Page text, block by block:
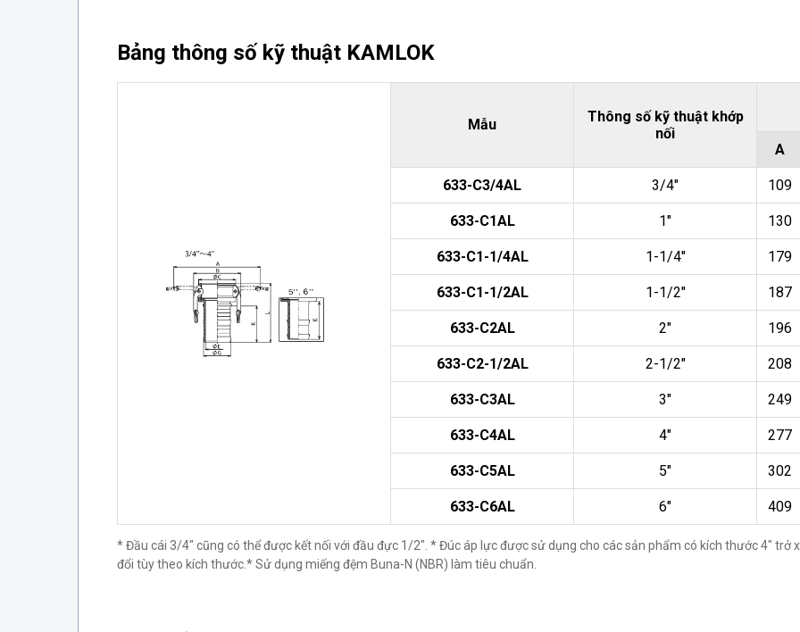
Bảng thông số kỹ thuật KAMLOK
Mẫu
Thông số kỹ thuật khớp
nối
A
633-C3/4AL 3/4" 109
633-C1AL 1" 130
633-C1-1/4AL 1-1/4" 179
633-C1-1/2AL 1-1/2" 187
633-C2AL 2" 196
633-C2-1/2AL 2-1/2" 208
633-C3AL 3" 249
633-C4AL 4" 277
633-C5AL 5" 302
633-C6AL 6" 409
* Đầu cái 3/4" cũng có thể được kết nối với đầu đực 1/2". * Đúc áp lực được sử dụng cho các sản phẩm có kích thước 4" trở
đổi tùy theo kích thước.* Sử dụng miếng đệm Buna-N (NBR) làm tiêu chuẩn.